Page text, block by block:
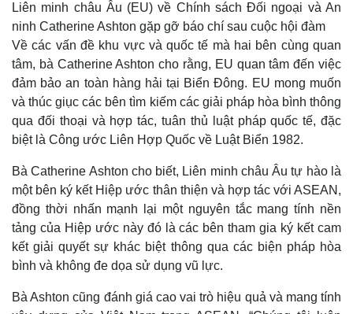
Quân sự - Quốc phòng
Liên minh châu Âu (EU) về Chính sách Đối ngoại và An
ninh Catherine Ashton gặp gỡ báo chí sau cuộc hội đàm
Về các vấn đề khu vực và quốc tế mà hai bên cùng quan
tâm, bà Catherine Ashton cho rằng, EU quan tâm đến việc
đảm bảo an toàn hàng hải tại Biển Đông. EU mong muốn
và thúc giục các bên tìm kiếm các giải pháp hòa bình thông
qua đối thoại và hợp tác, tuân thủ luật pháp quốc tế, đặc
biệt là Công ước Liên Hợp Quốc về Luật Biển 1982.
Bà Catherine Ashton cho biết, Liên minh châu Âu tự hào là
một bên ký kết Hiệp ước thân thiện và hợp tác với ASEAN,
đồng thời nhấn mạnh lại một nguyên tắc mang tính nền
tảng của Hiệp ước này đó là các bên tham gia ký kết cam
kết giải quyết sự khác biệt thông qua các biện pháp hòa
bình và không đe dọa sử dụng vũ lực.
Bà Ashton cũng đánh giá cao vai trò hiệu quả và mang tính